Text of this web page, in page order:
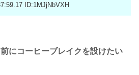
ID:1MJjNbVXH
にコーヒーブレイクを設けたい